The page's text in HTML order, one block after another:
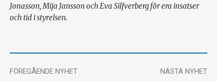
Jonasson, Mija Jansson och Eva Silfverberg för era insatser
och tid i styrelsen.
FÖREGÅENDE NYHET
NÄSTA NYHET